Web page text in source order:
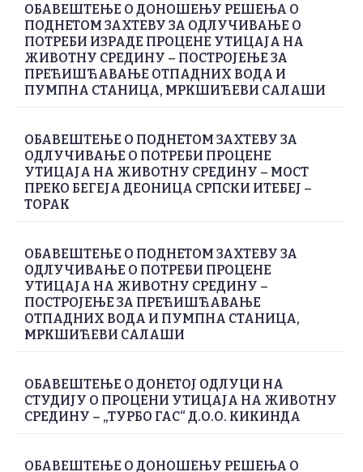
ОБАВЕШТЕЊЕ О ДОНОШЕЊУ РЕШЕЊА О
ПОДНЕТОМ ЗАХТЕВУ ЗА ОДЛУЧИВАЊЕ О
ПОТРЕБИ ИЗРАДЕ ПРОЦЕНЕ УТИЦАЈА НА
ЖИВОТНУ СРЕДИНУ – ПОСТРОЈЕЊЕ ЗА
ПРЕЋИШЋАВАЊЕ ОТПАДНИХ ВОДА И
ПУМПНА СТАНИЦА, МРКШИЋЕВИ САЛАШИ
ОБАВЕШТЕЊЕ О ПОДНЕТОМ ЗАХТЕВУ ЗА
ОДЛУЧИВАЊЕ О ПОТРЕБИ ПРОЦЕНЕ
УТИЦАЈА НА ЖИВОТНУ СРЕДИНУ – МОСТ
ПРЕКО БЕГЕЈА ДЕОНИЦА СРПСКИ ИТЕБЕЈ –
ТОРАК
ОБАВЕШТЕЊЕ О ПОДНЕТОМ ЗАХТЕВУ ЗА
ОДЛУЧИВАЊЕ О ПОТРЕБИ ПРОЦЕНЕ
УТИЦАЈА НА ЖИВОТНУ СРЕДИНУ –
ПОСТРОЈЕЊЕ ЗА ПРЕЋИШЋАВАЊЕ
ОТПАДНИХ ВОДА И ПУМПНА СТАНИЦА,
МРКШИЋЕВИ САЛАШИ
ОБАВЕШТЕЊЕ О ДОНЕТОЈ ОДЛУЦИ НА
СТУДИЈУ О ПРОЦЕНИ УТИЦАЈА НА ЖИВОТНУ
СРЕДИНУ – „ТУРБО ГАС“ Д.О.О. КИКИНДА
ОБАВЕШТЕЊЕ О ДОНОШЕЊУ РЕШЕЊА О